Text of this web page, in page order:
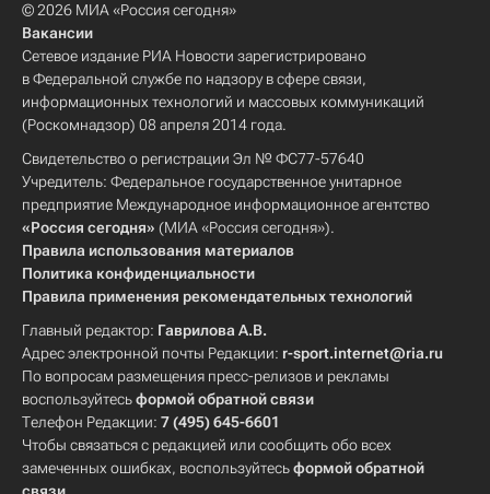
© 2026 МИА «Россия сегодня»
Вакансии
Сетевое издание РИА Новости зарегистрировано
в Федеральной службе по надзору в сфере связи,
информационных технологий и массовых коммуникаций
(Роскомнадзор) 08 апреля 2014 года.
Свидетельство о регистрации Эл № ФС77-57640
Учредитель: Федеральное государственное унитарное
предприятие Международное информационное агентство
«Россия сегодня» (МИА «Россия сегодня»).
Правила использования материалов
Политика конфиденциальности
Правила применения рекомендательных технологий
Главный редактор: Гаврилова А.В.
Адрес электронной почты Редакции: r-sport.internet@ria.ru
По вопросам размещения пресс-релизов и рекламы
воспользуйтесьформой обратной связи
Телефон Редакции: 7 (495) 645-6601
Чтобы связаться с редакцией или сообщить обо всех
замеченных ошибках, воспользуйтесьформой обратной